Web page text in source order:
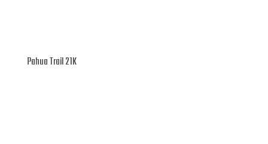
Pahua Trail 21K